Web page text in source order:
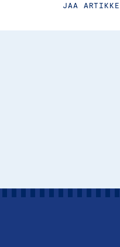
JAA